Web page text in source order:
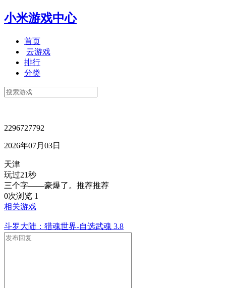
小米游戏中心
首页
云游戏
排行
分类
2296727792
2026年07月03日
天津
玩过21秒
三个字——豪爆了。推荐推荐
0次浏览 1
相关游戏
斗罗大陆：猎魂世界-自选武魂 3.8